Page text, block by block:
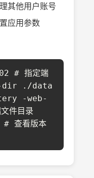
其他用户账号
应用参数
# 指定端
dir ./data
-web-
件目录
看版本